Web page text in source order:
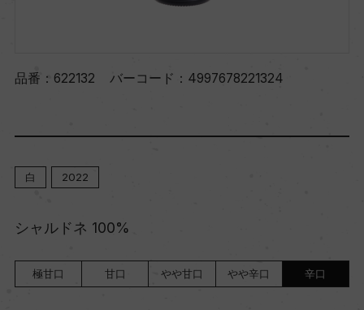
品番： 622132 バーコード： 4997678221324
白 2022
シャルドネ 100%
極甘口 甘口 やや甘口 やや辛口 辛口